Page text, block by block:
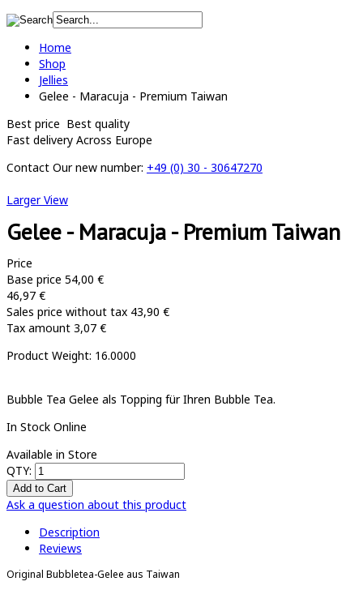
Home
Shop
Jellies
Gelee - Maracuja - Premium Taiwan
Best price Best quality
Fast delivery Across Europe
Contact Our new number: +49 (0) 30 - 30647270
Larger View
Gelee - Maracuja - Premium Taiwan
Price
Base price 54,00 €
46,97 €
Sales price without tax 43,90 €
Tax amount 3,07 €
Product Weight: 16.0000
Bubble Tea Gelee als Topping für Ihren Bubble Tea.
In Stock Online
Available in Store
QTY:
Ask a question about this product
Description
Reviews
Original Bubbletea-Gelee aus Taiwan